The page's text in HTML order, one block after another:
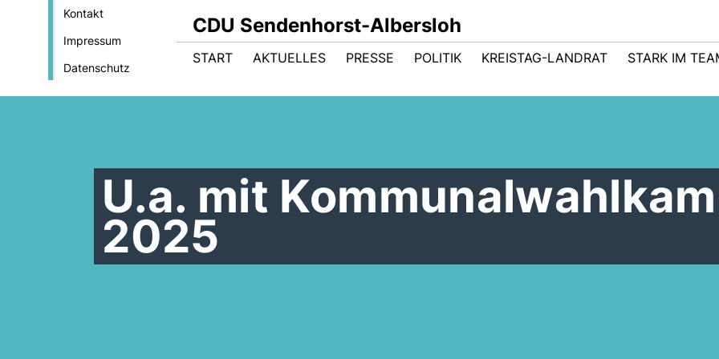
Kontakt
Impressum
Datenschutz
CDU Sendenhorst-Albersloh
START AKTUELLES PRESSE POLITIK KREISTAG-LANDRAT STARK IM
U.a. mit
2025